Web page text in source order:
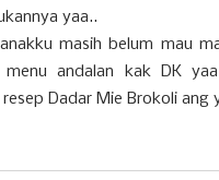
yaa..
anakku masih belum mau
menu andalan kak DK
Dadar Mie Brokoli ang